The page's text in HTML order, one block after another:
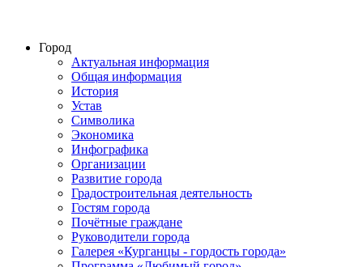
Город
Актуальная информация
Общая информация
История
Устав
Символика
Экономика
Инфографика
Организации
Развитие города
Градостроительная деятельность
Гостям города
Почётные граждане
Руководители города
Галерея «Курганцы - гордость города»